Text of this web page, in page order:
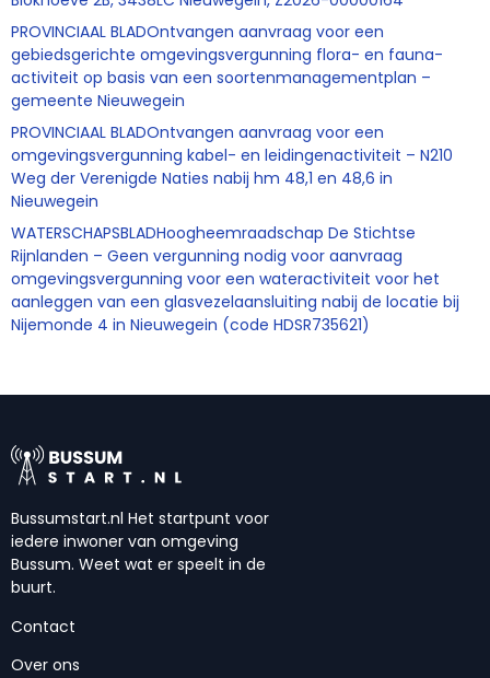
PROVINCIAAL BLADOntvangen aanvraag voor een
gebiedsgerichte omgevingsvergunning flora- en fauna-
activiteit op basis van een soortenmanagementplan –
gemeente Nieuwegein
PROVINCIAAL BLADOntvangen aanvraag voor een
omgevingsvergunning kabel- en leidingenactiviteit – N210
Weg der Verenigde Naties nabij hm 48,1 en 48,6 in
Nieuwegein
WATERSCHAPSBLADHoogheemraadschap De Stichtse
Rijnlanden – Geen vergunning nodig voor aanvraag
omgevingsvergunning voor een wateractiviteit voor het
aanleggen van een glasvezelaansluiting nabij de locatie bij
Nijemonde 4 in Nieuwegein (code HDSR735621)
Bussumstart.nl Het startpunt voor
iedere inwoner van omgeving
Bussum. Weet wat er speelt in de
buurt.
Contact
Over ons